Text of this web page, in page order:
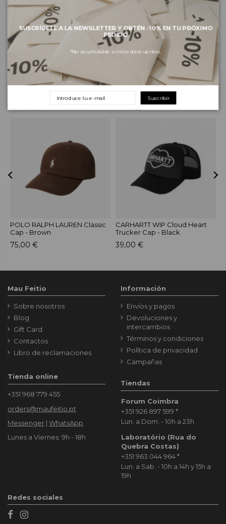
Sobre la marca
Envíos e pagos
Devoluciones y cambios
PRODUCTOS RELACIONADOS
POLO RALPH LAUREN Classic
Cap - Brown
75,00 €
CARHARTT WIP Cloud Heart
Trucker Cap - Black
39,00 €
Mau Feitio
Sobre nosotros
Blog
Gift Card
Contactos
Libro de reclamaciones
Información
Envíos y pagos
Devoluciones y
intercambios
Términos y condiciones
Política de privacidad
Campañas
Tienda online
+351 968 779 455
orders@maufeitio.pt
Messenger | WhatsApp
Lunes a Viernes: 9h - 18h
Tiendas
Forum Coimbra
+351 926 897 599 *
Lun. a Dom. - 10h a 23h
Laboratório (Rua do
Quebra Costas)
+351 963 044 964*
Lun. a Sab. - 10h a 14h y 15h a
19h
Redes sociales
SUSCRÍBETE A LA NEWSLETTER Y OBTÉN -10% EN TU PRÓXIMO
PEDIDO
*No acumulable a otros descuentos.
Suscribir